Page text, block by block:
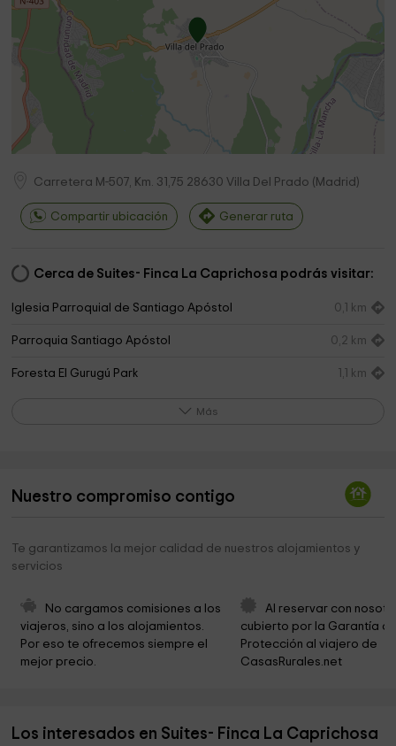
Carretera M-507, Km. 31,75 28630 Villa Del Prado ( Madrid )
Compartir ubicación Generar ruta
Cerca de Suites- Finca La Caprichosa podrás visitar:
Iglesia Parroquial de Santiago Apóstol 0,1 km
Parroquia Santiago Apóstol 0,2 km
Foresta El Gurugú Park 1,1 km
Ayuntamiento de Calalberche 6,1 km
Alberche, Aldea Del Fresno
El río de aldea del fresno
Rio Aldea Del Fresno
Gestión Tributaria 10,1 km
Bonsai De Pino 10,5 km
Más
Nuestro compromiso contigo
Te garantizamos la mejor calidad de nuestros alojamientos y
servicios
No cargamos comisiones a los
viajeros, sino a los alojamientos.
Por eso te ofrecemos siempre el
mejor precio.
Al reservar con
cubierto por la Garantía
Protección al viajero de
CasasRurales.net
Los interesados en Suites- Finca La Caprichosa